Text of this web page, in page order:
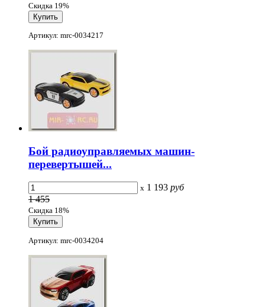
Скидка 19%
Артикул: mrc-0034217
Бой радиоуправляемых машин-
перевертышей...
x 1 193 руб
1 455
Скидка 18%
Артикул: mrc-0034204